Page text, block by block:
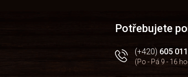
Potřebujete
(+420) 605
(Po - Pá 9 - 16